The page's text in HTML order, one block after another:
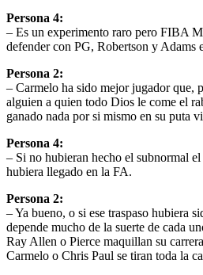
Persona 4:
– Es un experimento raro pero FIBA
defender con PG, Robertson y Adams
Persona 2:
– Carmelo ha sido mejor jugador que,
alguien a quien todo Dios le come el
ganado nada por si mismo en su puta
Persona 4:
– Si no hubieran hecho el subnormal
hubiera llegado en la FA.
Persona 2:
– Ya bueno, o si ese traspaso hubiera
depende mucho de la suerte de cada
Ray Allen o Pierce maquillan su
Carmelo o Chris Paul se tiran toda la